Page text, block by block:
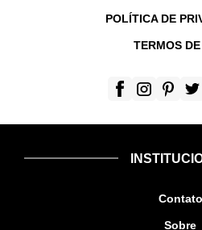
POLÍTICA DE
TERMOS
Contato
Sobre